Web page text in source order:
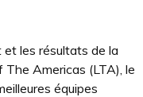
et les résultats de la
Americas (LTA), le
équipes